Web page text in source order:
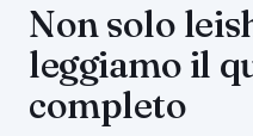
Non solo
leggiamo il
completo